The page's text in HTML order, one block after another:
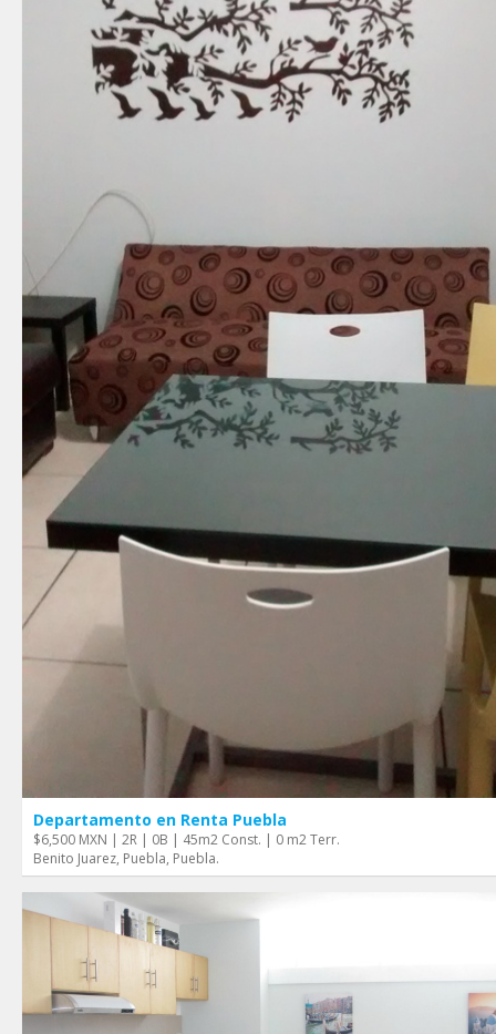
Departamento en Renta Puebla
$6,500 MXN | 2R | 0B | 45m2 Const. | 0 m2 Terr.
Benito Juarez, Puebla, Puebla.